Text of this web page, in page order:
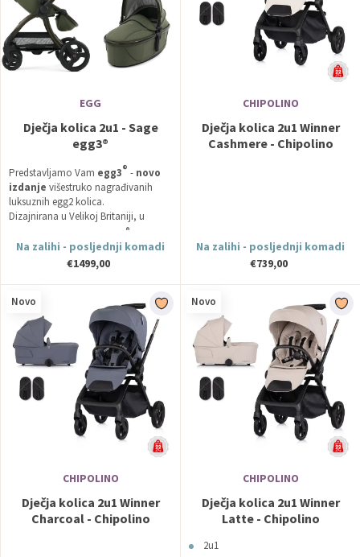
EGG
Dječja kolica 2u1 - Sage
egg3®
Predstavljamo Vam egg3® - novo
izdanje višestruko nagrađivanih
luksuznih egg2 kolica.
Dizajnirana u Velikoj Britaniji, u
®
uvode koncept evolucije,
zadržavajući luksuzni dizajn i najvišu
krivulje, beskonačne linije i luksuzni
moderni dizajn omogućavaju
besprijekornu vožnju za bebu i
iznimno jednostavno korištenje za
roditelje.
Rok isporuke: 6 - 8 tjedana
Na zalihi - posljednji komadi
€1499,00
CHIPOLINO
Dječja kolica 2u1 Winner
Cashmere - Chipolino
Na zalihi - posljednji komadi
€739,00
Novo
CHIPOLINO
Dječja kolica 2u1 Winner
Charcoal - Chipolino
Novo
CHIPOLINO
Dječja kolica 2u1 Winner
Latte - Chipolino
2u1